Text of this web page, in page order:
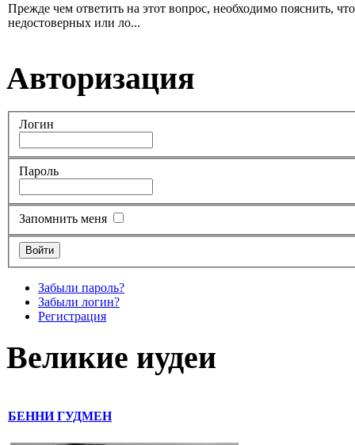
Прежде чем ответить на этот вопрос, необходимо пояснить,
недостоверных или ло...
Авторизация
Логин
Пароль
Запомнить меня
Забыли пароль?
Забыли логин?
Регистрация
Великие иудеи
БЕННИ ГУДМЕН